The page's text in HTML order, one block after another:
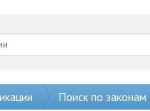
Поиск по законам